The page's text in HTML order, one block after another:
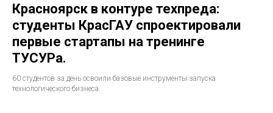
Красноярск в контуре техпреда:
студенты КрасГАУ спроектировали
первые стартапы на тренинге
ТУСУРа.
60 студентов за день освоили базовые инструменты запуска
технологического бизнеса.